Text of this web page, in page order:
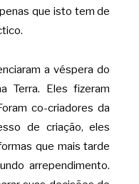
que isto tem de
a véspera do
Terra. Eles fizeram
co-criadores da
de criação, eles
que mais tarde
arrependimento.